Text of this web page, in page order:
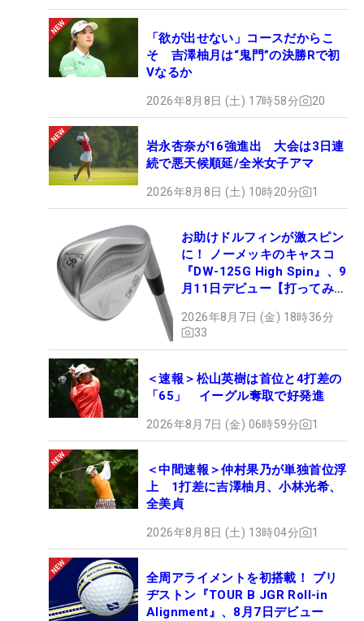
「欲が出せない」コースだからこ
そ 吉澤柚月は“鬼門”の決勝Rで初
Vなるか
2026年8月8日 (土) 17時58分 20
岩永杏奈が16強進出 大会は3日連
続で悪天候順延/全米女子アマ
2026年8月8日 (土) 10時20分 1
お助けドルフィンが激スピン
に！ ノーメッキのキャスコ
『DW-125G High Spin』、9
月11日デビュー【打ってみ
2026年8月7日 (金) 18時36分
33
＜速報＞松山英樹は首位と4打差の
「65」 イーグル奪取で好発進
2026年8月7日 (金) 06時59分 1
＜中間速報＞仲村果乃が単独首位浮
上 1打差に吉澤柚月、小林光希、
全美貞
2026年8月8日 (土) 13時04分 1
全周アライメントを初搭載！ ブリ
ヂストン『TOUR B JGR Roll-in
Alignment』、8月7日デビュー